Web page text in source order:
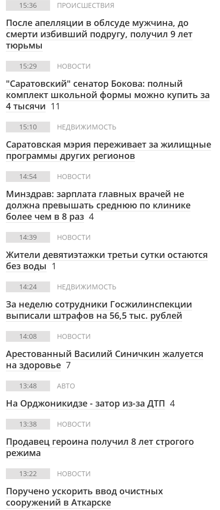
15:36 ПРОИСШЕСТВИЯ
После апелляции в облсуде мужчина, до
смерти избивший подругу, получил 9 лет
тюрьмы
15:29 НОВОСТИ
"Саратовский" сенатор Бокова: полный
комплект школьной формы можно купить за
4 тысячи 11
15:10 НЕДВИЖИМОСТЬ
Саратовская мэрия переживает за жилищные
программы других регионов
14:54 НОВОСТИ
Минздрав: зарплата главных врачей не
должна превышать среднюю по клинике
более чем в 8 раз 4
14:39 НОВОСТИ
Жители девятиэтажки третьи сутки остаются
без воды 1
14:24 НЕДВИЖИМОСТЬ
За неделю сотрудники Госжилинспекции
выписали штрафов на 56,5 тыс. рублей
14:08 НОВОСТИ
Арестованный Василий Синичкин жалуется
на здоровье 7
13:48 АВТО
На Орджоникидзе - затор из-за ДТП 4
13:38 НОВОСТИ
Продавец героина получил 8 лет строгого
режима
13:22 НОВОСТИ
Поручено ускорить ввод очистных
сооружений в Аткарске